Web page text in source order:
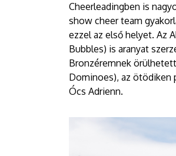
Cheerleadingben is
show cheer team
ezzel az első helyet. Az
Bubbles) is aranyat
Bronzéremnek
Dominoes), az ötödiken
Ócs Adrienn.